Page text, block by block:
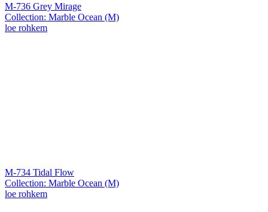
M-736 Grey Mirage
Collection: Marble Ocean (M)
loe rohkem
M-734 Tidal Flow
Collection: Marble Ocean (M)
loe rohkem